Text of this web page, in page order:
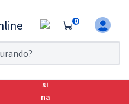
0
dias!